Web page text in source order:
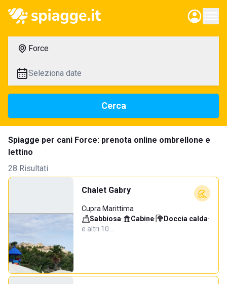
Force
Seleziona date
Cerca
Spiagge per cani Force: prenota online ombrellone e
lettino
28 Risultati
Chalet Gabry
Cupra Marittima
Sabbiosa· Cabine· Doccia calda·
e altri 10…